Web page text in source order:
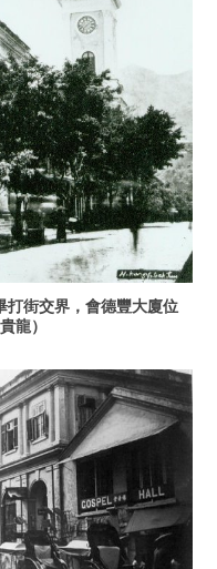
打街交界，會德豐大廈位
龍）